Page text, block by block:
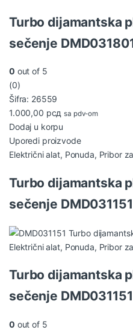
Turbo dijamantska
sečenje
0 out of 5
(0)
Šifra: 26559
1.000,00 рсд sa pdv-om
Dodaj u korpu
Uporedi proizvode
Električni alat, Ponuda, Pribor
Turbo dijamantska
sečenje
Električni alat, Ponuda, Pribor
Turbo dijamantska
sečenje
0 out of 5